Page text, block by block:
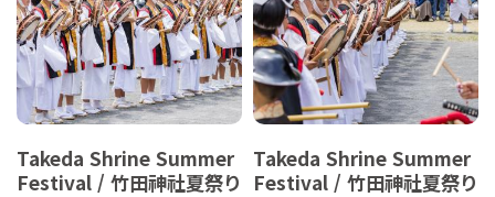
Takeda Shrine Summer
Festival / 竹田神社夏祭り
Takeda Shrine Summer
Festival / 竹田神社夏祭り